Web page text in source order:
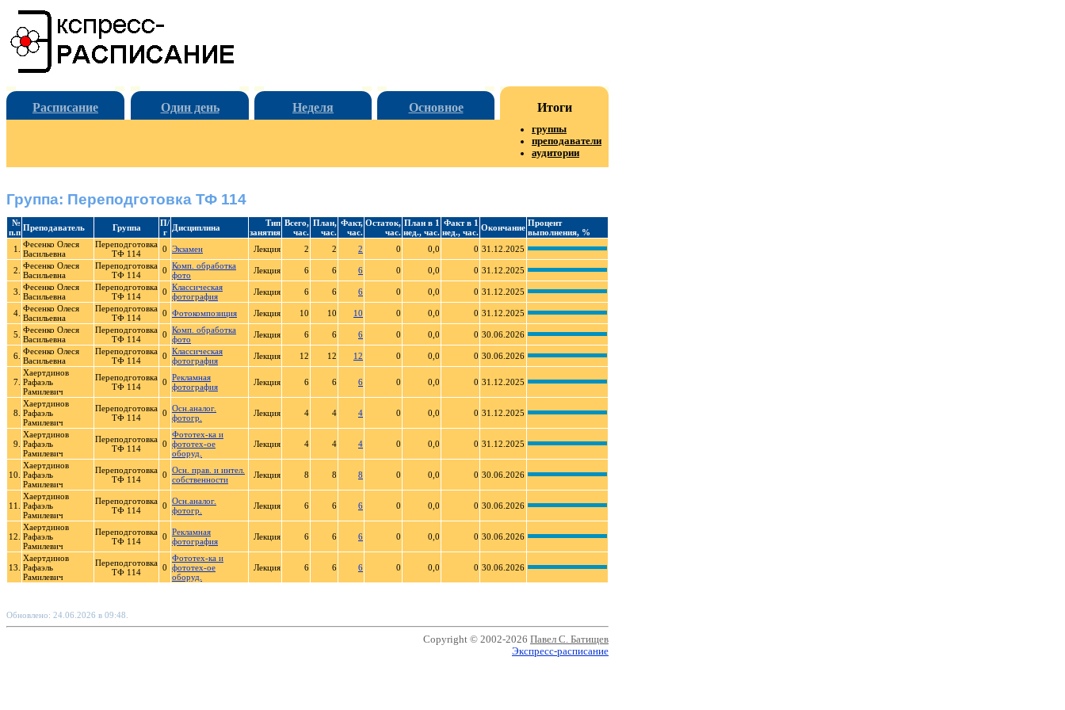
Расписание Один день Неделя Основное Итоги
группы
преподаватели
аудитории
Группа: Переподготовка ТФ 114
№
п.п Преподаватель Группа
П/
г
Дисциплина
Тип
занятия
Всего,
час.
План,
час.
Факт,
час.
Остаток,
час.
План в 1
нед., час.
Факт в 1
нед., час. Окончание Процент
выполнения, %
1.
Фесенко Олеся
Васильевна
Переподготовка
ТФ 114
0 Экзамен Лекция 2 2 2 0 0,0 0 31.12.2025
2. Фесенко Олеся
Васильевна
Переподготовка
ТФ 114
0 Комп. обработка
фото
Лекция 6 6 6 0 0,0 0 31.12.2025
3. Фесенко Олеся
Васильевна
Переподготовка
ТФ 114
0 Классическая
фотография
Лекция 6 6 6 0 0,0 0 31.12.2025
4. Фесенко Олеся
Васильевна
Переподготовка
ТФ 114
0 Фотокомпозиция Лекция 10 10 10 0 0,0 0 31.12.2025
5. Фесенко Олеся
Васильевна
Переподготовка
ТФ 114
0 Комп. обработка
фото
Лекция 6 6 6 0 0,0 0 30.06.2026
6. Фесенко Олеся
Васильевна
Переподготовка
ТФ 114
0 Классическая
фотография
Лекция 12 12 12 0 0,0 0 30.06.2026
7.
Хаертдинов
Рафаэль
Рамилевич
Переподготовка
ТФ 114
0 Рекламная
фотография
Лекция 6 6 6 0 0,0 0 31.12.2025
8.
Хаертдинов
Рафаэль
Рамилевич
Переподготовка
ТФ 114
0 Осн.аналог.
фотогр.
Лекция 4 4 4 0 0,0 0 31.12.2025
9.
Хаертдинов
Рафаэль
Рамилевич
Переподготовка
ТФ 114
0
Фототех-ка и
фототех-ое
оборуд.
Лекция 4 4 4 0 0,0 0 31.12.2025
10.
Хаертдинов
Рафаэль
Рамилевич
Переподготовка
ТФ 114
0 Осн. прав. и интел.
собственности
Лекция 8 8 8 0 0,0 0 30.06.2026
11.
Хаертдинов
Рафаэль
Рамилевич
Переподготовка
ТФ 114
0 Осн.аналог.
фотогр.
Лекция 6 6 6 0 0,0 0 30.06.2026
12.
Хаертдинов
Рафаэль
Рамилевич
Переподготовка
ТФ 114
0 Рекламная
фотография
Лекция 6 6 6 0 0,0 0 30.06.2026
13.
Хаертдинов
Рафаэль
Рамилевич
Переподготовка
ТФ 114
0
Фототех-ка и
фототех-ое
оборуд.
Лекция 6 6 6 0 0,0 0 30.06.2026
Обновлено: 24.06.2026 в 09:48.
Copyright © 2002-2026 Павел С. Батищев
Экспресс-расписание